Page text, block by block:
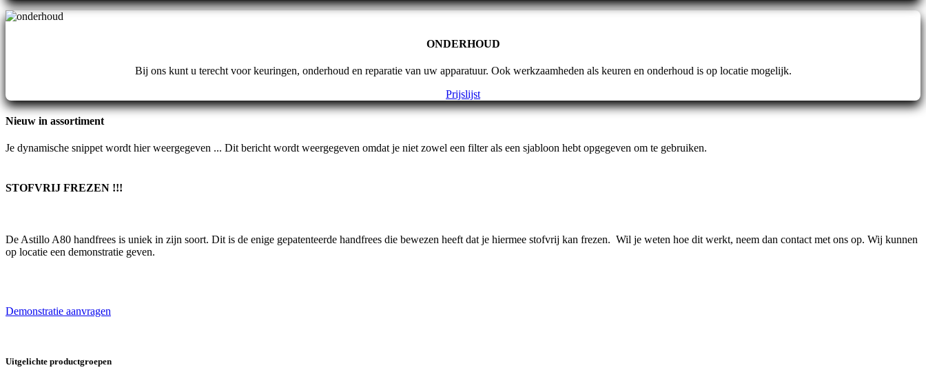
ONDERHOUD
Bij ons kunt u terecht voor keuringen, onderhoud en reparatie van uw apparatuur. Ook werkzaamheden als keuren en onderhoud is op locatie mogelijk.
Prijslijst
Nieuw in assortiment
Je dynamische snippet wordt hier weergegeven ... Dit bericht wordt weergegeven omdat je niet zowel een filter als een sjabloon hebt opgegeven om te gebruiken.
STOFVRIJ FREZEN !!!
De Astillo A80 handfrees is uniek in zijn soort. Dit is de enige gepatenteerde handfrees die bewezen heeft dat je hiermee stofvrij kan frezen. Wil je weten hoe dit werkt, neem dan contact met ons op. Wij kunnen
op locatie een demonstratie geven.
Demonstratie aanvragen
Uitgelichte productgroepen